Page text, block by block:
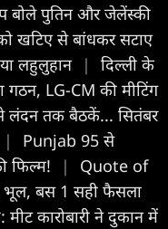
ट्रंप बोले पुतिन और जेलेंस्की
खटिए से बांधकर सटाए
लहुलुहान |
दिल्ली के
गठन, LG-CM की मीटिंग
लंदन तक बैठकें... सितंबर
|
Punjab 95 से
फिल्म!
|
Quote of
भूल, बस 1 सही फैसला
मीट कारोबारी ने दुकान में